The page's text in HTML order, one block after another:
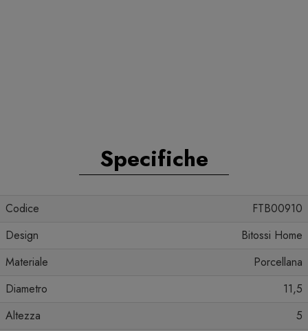
Specifiche
Codice
FTB00910
Design
Bitossi Home
Materiale
Porcellana
Diametro
11,5
Altezza
5